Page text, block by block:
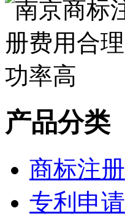
产品分类
商标注册
专利申请